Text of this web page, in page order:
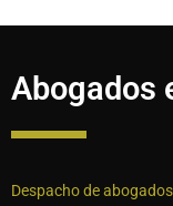
Abogados
Despacho de